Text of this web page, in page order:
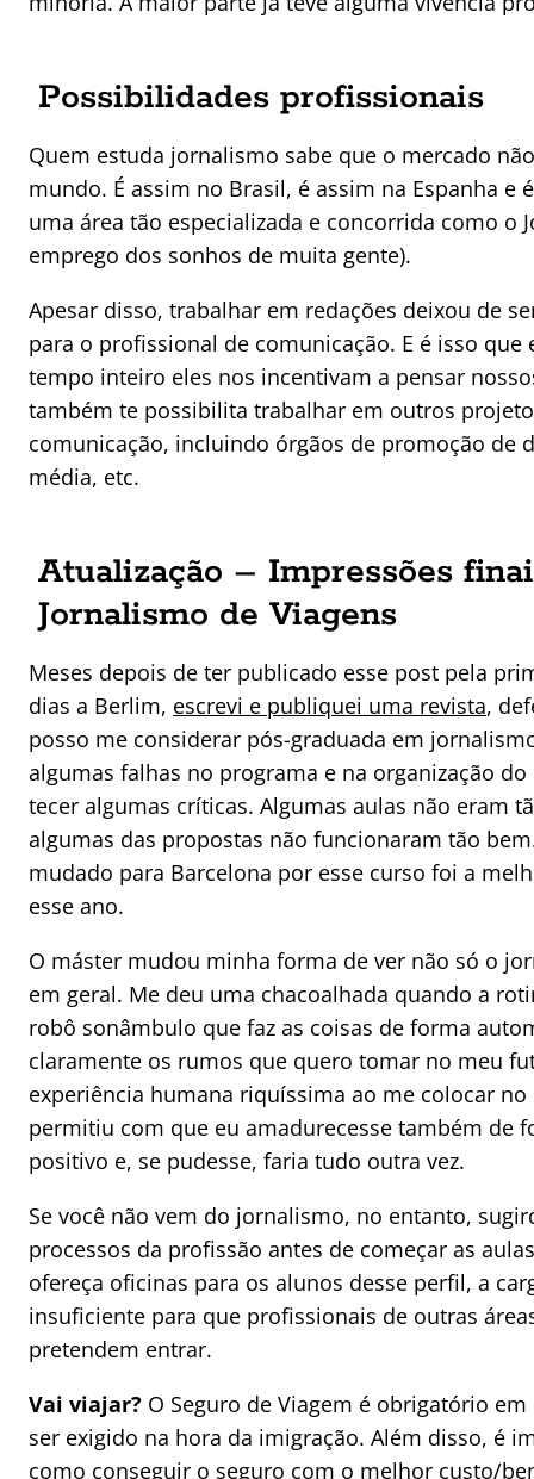
Possibilidades profissionais
Quem estuda jornalismo sabe que o mercado
mundo. É assim no Brasil, é assim na Espanha
uma área tão especializada e concorrida como o
emprego dos sonhos de muita gente).
Apesar disso, trabalhar em redações deixou de
para o profissional de comunicação. E é isso
tempo inteiro eles nos incentivam a pensar
também te possibilita trabalhar em outros
comunicação, incluindo órgãos de promoção de
média, etc.
Atualização – Impressões
Jornalismo de Viagens
Meses depois de ter publicado esse post pela
dias a Berlim, escrevi e publiquei uma revista,
posso me considerar pós-graduada em
algumas falhas no programa e na organização
tecer algumas críticas. Algumas aulas não eram
algumas das propostas não funcionaram tão
mudado para Barcelona por esse curso foi a
esse ano.
O máster mudou minha forma de ver não só o
em geral. Me deu uma chacoalhada quando a
robô sonâmbulo que faz as coisas de forma
claramente os rumos que quero tomar no meu
experiência humana riquíssima ao me colocar
permitiu com que eu amadurecesse também de
positivo e, se pudesse, faria tudo outra vez.
Se você não vem do jornalismo, no entanto,
processos da profissão antes de começar as
ofereça oficinas para os alunos desse perfil, a
insuficiente para que profissionais de outras
pretendem entrar.
Vai viajar? O Seguro de Viagem é obrigatório
ser exigido na hora da imigração. Além disso, é
como conseguir o seguro com o melhor custo/